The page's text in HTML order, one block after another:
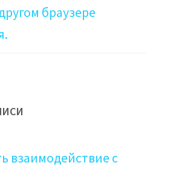
браузере
взаимодействие с